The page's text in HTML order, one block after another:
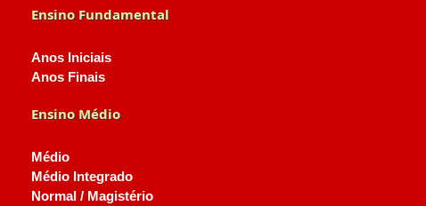
Ensino Fundamental
Anos Iniciais
Anos Finais
Ensino Médio
Médio
Médio Integrado
Normal / Magistério